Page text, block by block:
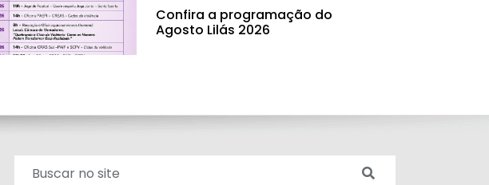
Confira a programação do
Agosto Lilás 2026